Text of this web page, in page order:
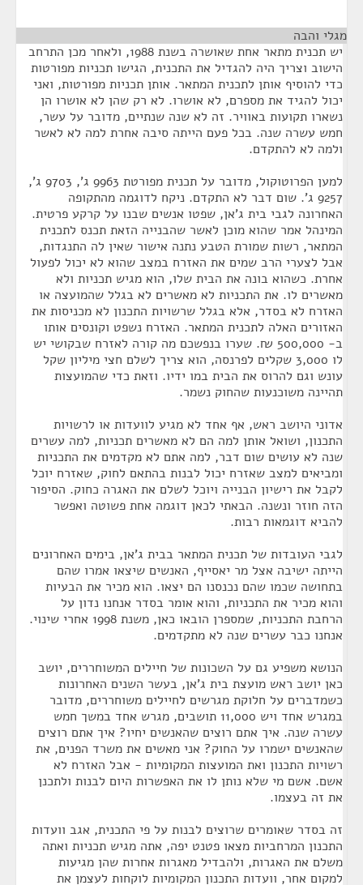
מגלי והבה
יש תכנית מתאר אחת שאושרה בשנת 1988, ולאחר מכן התרחב
הישוב וצריך היה להגדיל את התכנית, הגישו תכניות מפורטות
כדי להוסיף אותן לתכנית המתאר. אותן תכניות מפורטות, ואני
יכול להגיד את מספרם, לא אושרו. לא רק שהן לא אושרו הן
נשארו תקועות באוויר. זה לא שנה שנתיים, מדובר על עשר,
חמש עשרה שנה. בכל פעם הייתה סיבה אחרת למה לא לאשר
ולמה לא להתקדם.
למען הפרוטוקול, מדובר על תכנית מפורטת 9963 ג', 9703 ג',
9257 ג'. שום דבר לא התקדם. ניקח לדוגמה מהתקופה
האחרונה לגבי בית ג'אן, שפטו אנשים שבנו על קרקע פרטית.
המינהל אמר שהוא מוכן לאשר שהבנייה הזאת תכנס לתכנית
המתאר, רשות שמורת הטבע נתנה אישור שאין לה התנגדות,
אבל לצערי הרב שמים את האזרח במצב שהוא לא יכול לפעול
אחרת. כשהוא בונה את הבית שלו, הוא מגיש תכניות ולא
מאשרים לו. את התכניות לא מאשרים לא בגלל שהמועצה או
האזרח לא בסדר, אלא בגלל שרשויות התכנון לא מכניסות את
האזורים האלה לתכנית המתאר. האזרח נשפט וקונסים אותו
ב- 500,000 ₪. שערו בנפשכם מה קורה לאזרח שבקושי יש
לו 3,000 שקלים לפרנסה, הוא צריך לשלם חצי מיליון שקל
עונש וגם להרוס את הבית במו ידיו. וזאת כדי שהמועצות
תהיינה משוכנעות שהחוק נשמר.
אדוני היושב ראש, אף אחד לא מגיע לוועדות או לרשויות
התכנון, ושואל אותן למה הם לא מאשרים תכניות, למה עשרים
שנה לא עושים שום דבר, למה אתם לא מקדמים את התכניות
ומביאים למצב שאזרח יכול לבנות בהתאם לחוק, שאזרח יוכל
לקבל את רישיון הבנייה ויוכל לשלם את האגרה כחוק. הסיפור
הזה חוזר ונשנה. הבאתי לכאן דוגמה אחת פשוטה ואפשר
להביא דוגמאות רבות.
לגבי העובדות של תכנית המתאר בבית ג'אן, בימים האחרונים
הייתה ישיבה אצל מר יאסייף, האנשים שיצאו אמרו שהם
בתחושה שכמו שהם נכנסנו הם יצאו. הוא מכיר את הבעיות
והוא מכיר את התכניות, והוא אומר בסדר אנחנו נדון על
הרחבת התכניות, שמספרן הובאו כאן, משנת 1998 אחרי שינוי.
אנחנו כבר עשרים שנה לא מתקדמים.
הנושא משפיע גם על השכונות של חיילים המשוחררים, יושב
כאן יושב ראש מועצת בית ג'אן, בעשר השנים האחרונות
כשמדברים על חלוקת מגרשים לחיילים משוחררים, מדובר
במגרש אחד ויש 11,000 תושבים, מגרש אחד במשך חמש
עשרה שנה. איך אתם רוצים שהאנשים יחיו? איך אתם רוצים
שהאנשים ישמרו על החוק? אני מאשים את משרד הפנים, את
רשויות התכנון ואת המועצות המקומיות - אבל האזרח לא
אשם. אשם מי שלא נותן לו את האפשרות היום לבנות ולתכנן
את זה בעצמו.
זה בסדר שאומרים שרוצים לבנות על פי התכנית, אגב וועדות
התכנון המרחביות מצאו פטנט יפה, אתה מגיש תכניות ואתה
משלם את האגרות, ולהבדיל מאגרות אחרות שהן מגיעות
למקום אחר, וועדות התכנון המקומיות לוקחות לעצמן את